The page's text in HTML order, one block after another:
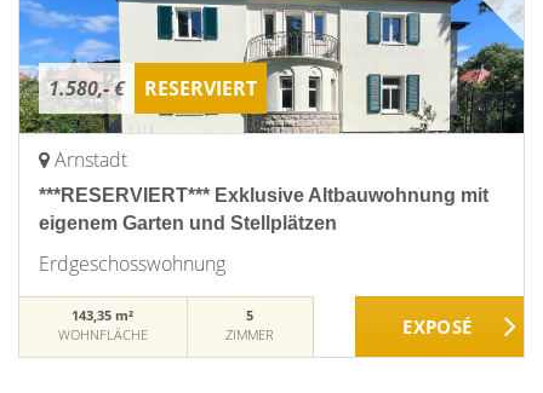
1.580,- € RESERVIERT
Arnstadt
***RESERVIERT*** Exklusive Altbauwohnung mit
eigenem Garten und Stellplätzen
Erdgeschosswohnung
143,35 m²
WOHNFLÄCHE
5
ZIMMER